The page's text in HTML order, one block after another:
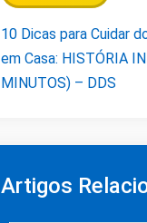
10 Dicas para Cuidar
em Casa: HISTÓRIA
MINUTOS) – DDS
Artigos